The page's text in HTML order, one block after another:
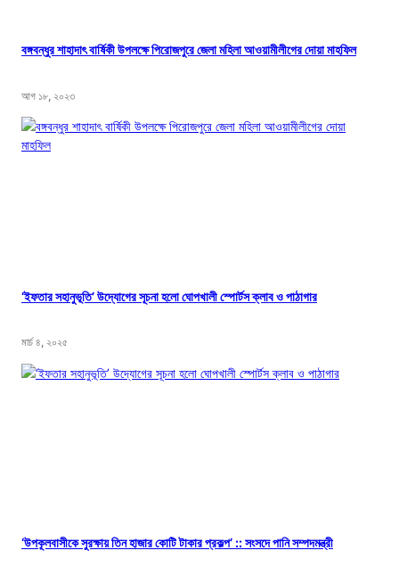
বঙ্গবন্ধুর শাহাদাৎ বার্ষিকী উপলক্ষে পিরোজপুরে জেলা মহিলা আওয়ামীলীগের দোয়া মাহফিল
আগ ১৮, ২০২৩
‘ইফতার সহানুভূতি’ উদ্যোগের সূচনা হলো ঘোপখালী স্পোর্টস ক্লাব ও পাঠাগার
মার্চ ৪, ২০২৫
‘উপকূলবাসীকে সুরক্ষায় তিন হাজার কোটি টাকার প্রকল্প’ :: সংসদে পানি সম্পদমন্ত্রী